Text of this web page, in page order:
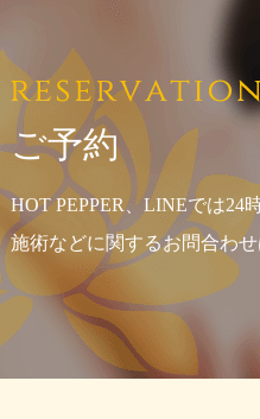
ご予約
HOT PEPPER、LINEでは24
施術などに関するお問合わ